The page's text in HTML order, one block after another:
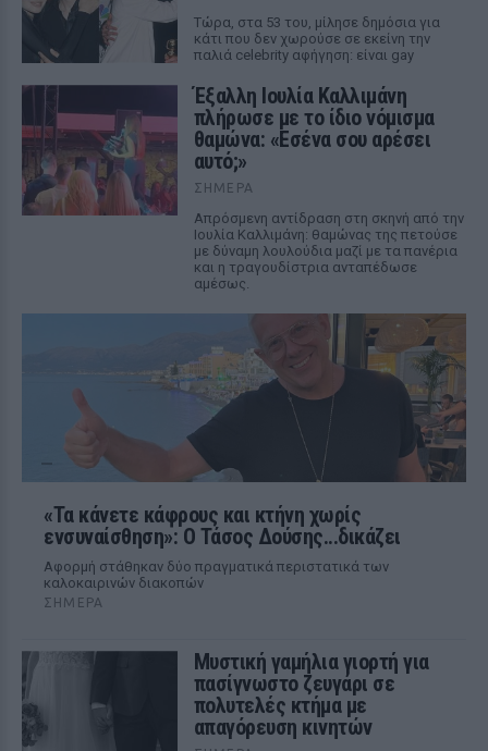
Τώρα, στα 53 του, μίλησε δημόσια για
κάτι που δεν χωρούσε σε εκείνη την
παλιά celebrity αφήγηση: είναι gay
Έξαλλη Ιουλία Καλλιμάνη
πλήρωσε με το ίδιο νόμισμα
θαμώνα: «Εσένα σου αρέσει
αυτό;»
ΣΉΜΕΡΑ
Απρόσμενη αντίδραση στη σκηνή από την
Ιουλία Καλλιμάνη: θαμώνας της πετούσε
με δύναμη λουλούδια μαζί με τα πανέρια
και η τραγουδίστρια ανταπέδωσε
αμέσως.
«Τα κάνετε κάφρους και κτήνη χωρίς
ενσυναίσθηση»: Ο Τάσος Δούσης...δικάζει
Αφορμή στάθηκαν δύο πραγματικά περιστατικά των
καλοκαιρινών διακοπών
ΣΉΜΕΡΑ
Μυστική γαμήλια γιορτή για
πασίγνωστο ζευγάρι σε
πολυτελές κτήμα με
απαγόρευση κινητών